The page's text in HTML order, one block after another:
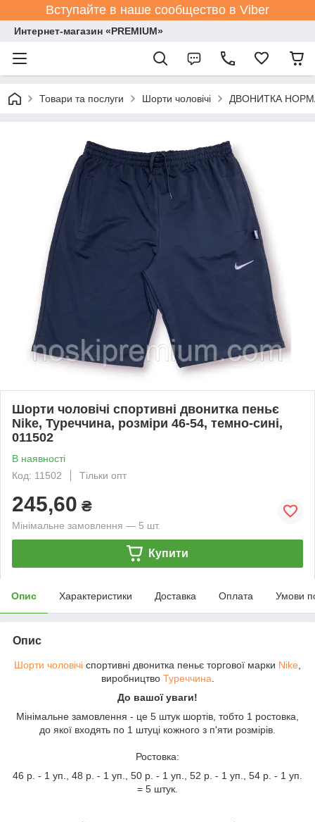
Вступайте в наше сообщество в Viber
Интернет-магазин «PREMIUM»
Товари та послуги Шорти чоловічі ДВОНИТКА НОРМА
Шорти чоловічі спортивні двонитка пеньє
Nike, Туреччина, розміри 46-54, темно-сині,
011502
В наявності
Код: 11502
Тільки опт
245,60 ₴
Мінімальне замовлення — 5 шт.
Купити
Опис Характеристики Доставка Оплата Умови
Опис
Шорти чоловічі спортивні двонитка пеньє торгової марки Nike
виробництво Туреччина
До вашої уваги!
Мінімальне замовлення - це 5 штук шортів, тобто 1 ростовка,
до якої входять по 1 штуці кожного з п'яти розмірів.
Ростовка:
46 р. - 1 уп., 48 р. - 1 уп., 50 р. - 1 уп., 52 р. - 1 уп., 54 р. - 1 уп.
= 5 штук.